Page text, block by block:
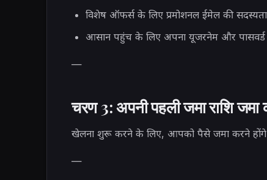
विशेष ऑफर्स के लिए प्रमोशनल ईमेल की
आसान पहुंच के लिए अपना यूजरनेम और पासवर्ड
—
चरण 3: अपनी पहली जमा राशि जमा
खेलना शुरू करने के लिए, आपको पैसे जमा करने होंगे।
—